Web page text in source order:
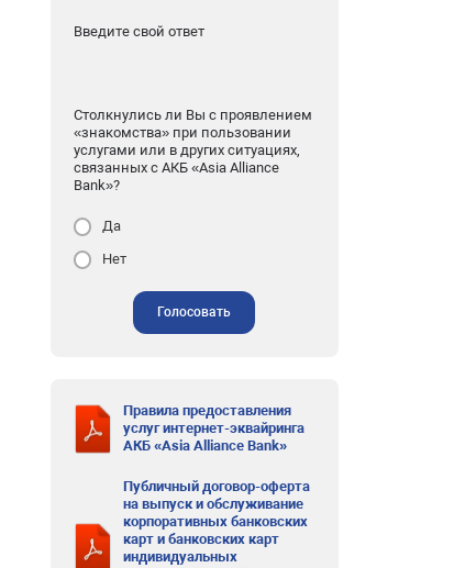
Введите свой ответ
Столкнулись ли Вы с проявлением
«знакомства» при пользовании
услугами или в других ситуациях,
связанных с АКБ «Asia Alliance
Bank»?
Да
Нет
Голосовать
Правила предоставления
услуг интернет-эквайринга
АКБ «Asia Alliance Bank»
Публичный договор-оферта
на выпуск и обслуживание
корпоративных банковских
карт и банковских карт
индивидуальных